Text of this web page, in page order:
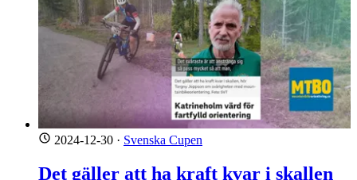
2024-12-30 · Svenska Cupen
Det gäller att ha kraft kvar i skallen